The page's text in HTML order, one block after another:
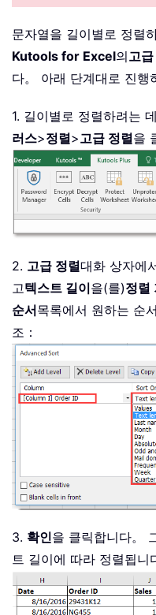
문자열을 길이별로 정렬
Kutools for Excel의고
다。 아래 단계대로 진행
1. 길이별로 정렬하려는
러스>정렬>고급 정렬을
2. 고급 정렬대화 상자에
고텍스트 길이을(를)정렬
순서목록에서 원하는 순
조：
3. 확인을 클릭합니다。
트 길이에 따라 정렬됩니